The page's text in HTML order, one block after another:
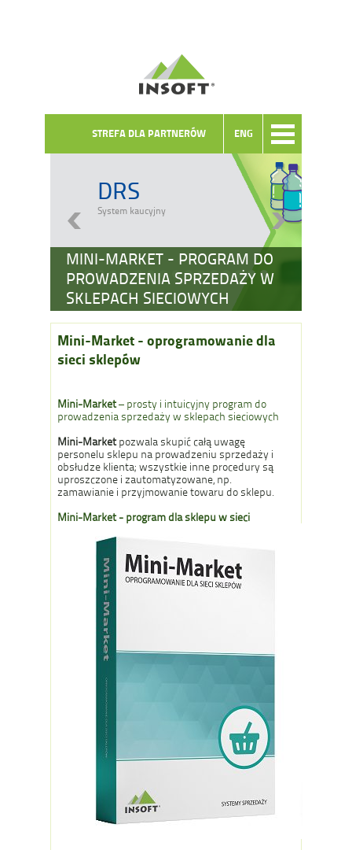
ENG
STREFA DLA PARTNERÓW
MINI-MARKET - PROGRAM DO
PROWADZENIA SPRZEDAŻY W
SKLEPACH SIECIOWYCH
DRS
System kaucyjny
Mini-Market - oprogramowanie dla
sieci sklepów
Mini-Market– prosty i intuicyjny program do
prowadzenia sprzedaży w sklepach sieciowych
Mini-Market pozwala skupić całą uwagę
personelu sklepu na prowadzeniu sprzedaży i
obsłudze klienta; wszystkie inne procedury są
uproszczone i zautomatyzowane, np.
zamawianie i przyjmowanie towaru do sklepu.
Mini-Market - program dla sklepu w sieci